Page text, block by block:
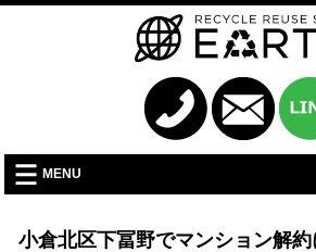
MENU
小倉北区下冨野でマンション解約に伴うお片付け｜